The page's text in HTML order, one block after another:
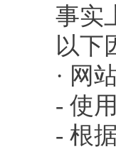
事实上
以下因
· 网站
- 使用
- 根据